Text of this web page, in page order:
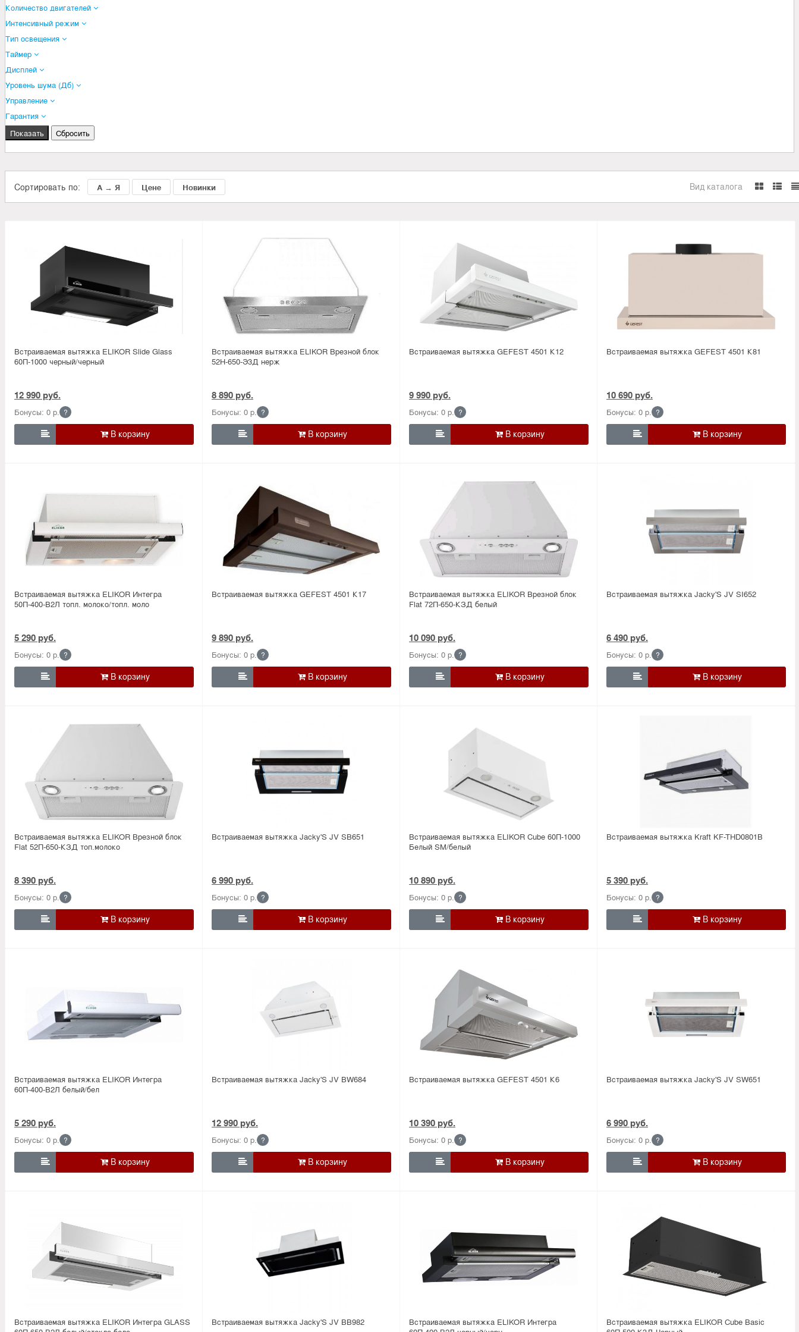
Количество двигателей
Интенсивный режим
Тип освещения
Таймер
Дисплей
Уровень шума (Дб)
Управление
Гарантия
Сортировать по: А → Я Цене Новинки Вид каталога
Встраиваемая вытяжка ELIKOR Slide Glass
60П-1000 черный/черный
12 990 руб.
Бонусы: 0 р. ?

Встраиваемая вытяжка ELIKOR Врезной блок
52Н-650-Э3Д нерж
8 890 руб.
Бонусы: 0 р. ?

Встраиваемая вытяжка GEFEST 4501 К12
9 990 руб.
Бонусы: 0 р. ?

Встраиваемая вытяжка GEFEST 4501 К81
10 690 руб.
Бонусы: 0 р. ?

Встраиваемая вытяжка ELIKOR Интегра
50П-400-В2Л топл. молоко/топл. моло
5 290 руб.
Бонусы: 0 р. ?

Встраиваемая вытяжка GEFEST 4501 К17
9 890 руб.
Бонусы: 0 р. ?

Встраиваемая вытяжка ELIKOR Врезной блок
Flat 72П-650-КЗД белый
10 090 руб.
Бонусы: 0 р. ?

Встраиваемая вытяжка Jacky'S JV SI652
6 490 руб.
Бонусы: 0 р. ?

Встраиваемая вытяжка ELIKOR Врезной блок
Flat 52П-650-КЗД топ.молоко
8 390 руб.
Бонусы: 0 р. ?

Встраиваемая вытяжка Jacky'S JV SB651
6 990 руб.
Бонусы: 0 р. ?

Встраиваемая вытяжка ELIKOR Cube 60П-1000
Белый SM/белый
10 890 руб.
Бонусы: 0 р. ?

Встраиваемая вытяжка Kraft KF-THD0801B
5 390 руб.
Бонусы: 0 р. ?

Встраиваемая вытяжка ELIKOR Интегра
60П-400-В2Л белый/бел
5 290 руб.
Бонусы: 0 р. ?

Встраиваемая вытяжка Jacky'S JV BW684
12 990 руб.
Бонусы: 0 р. ?

Встраиваемая вытяжка GEFEST 4501 К6
10 390 руб.
Бонусы: 0 р. ?

Встраиваемая вытяжка Jacky'S JV SW651
6 990 руб.
Бонусы: 0 р. ?

Встраиваемая вытяжка ELIKOR Интегра GLASS
Встраиваемая вытяжка Jacky'S JV BB982
Встраиваемая вытяжка ELIKOR Интегра
Встраиваемая вытяжка ELIKOR Cube Basic